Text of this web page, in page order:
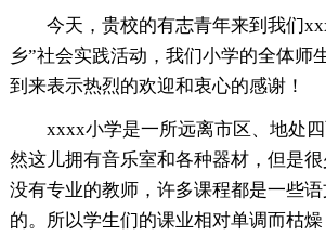
今天，贵校的有志青年来到我们
乡”社会实践活动，我们小学的全体师
到来表示热烈的欢迎和衷心的感谢！
xxxx小学是一所远离市区、地处
然这儿拥有音乐室和各种器材，但是
没有专业的教师，许多课程都是一些
的。所以学生们的课业相对单调而枯